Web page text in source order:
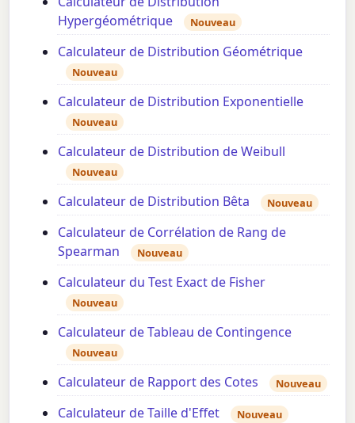
Hypergéométrique
Nouveau
Calculateur de Distribution Géométrique
Nouveau
Calculateur de Distribution Exponentielle
Nouveau
Calculateur de Distribution de Weibull
Nouveau
Calculateur de Distribution Bêta Nouveau
Calculateur de Corrélation de Rang de
Spearman
Nouveau
Calculateur du Test Exact de Fisher
Nouveau
Calculateur de Tableau de Contingence
Nouveau
Calculateur de Rapport des Cotes Nouveau
Calculateur de Taille d'Effet Nouveau